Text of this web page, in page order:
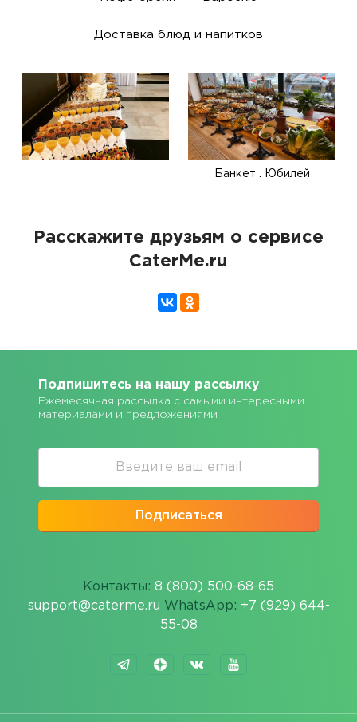
Доставка блюд и напитков
Банкет . Юбилей
Расскажите друзьям о сервисе
CaterMe.ru
Подпишитесь на нашу рассылку
Ежемесячная рассылка с самыми интересными
материалами и предложениями
Подписаться
Контакты: 8 (800) 500-68-65
support@caterme.ru WhatsApp: +7 (929) 644-
55-08